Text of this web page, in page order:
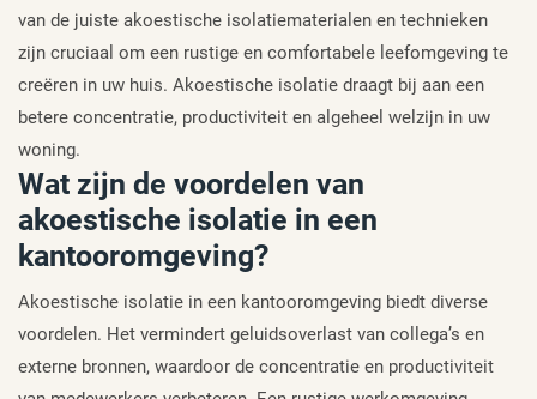
van de juiste akoestische isolatiematerialen en technieken
zijn cruciaal om een rustige en comfortabele leefomgeving te
creëren in uw huis. Akoestische isolatie draagt bij aan een
betere concentratie, productiviteit en algeheel welzijn in uw
woning.
Wat zijn de voordelen van
akoestische isolatie in een
kantooromgeving?
Akoestische isolatie in een kantooromgeving biedt diverse
voordelen. Het vermindert geluidsoverlast van collega’s en
externe bronnen, waardoor de concentratie en productiviteit